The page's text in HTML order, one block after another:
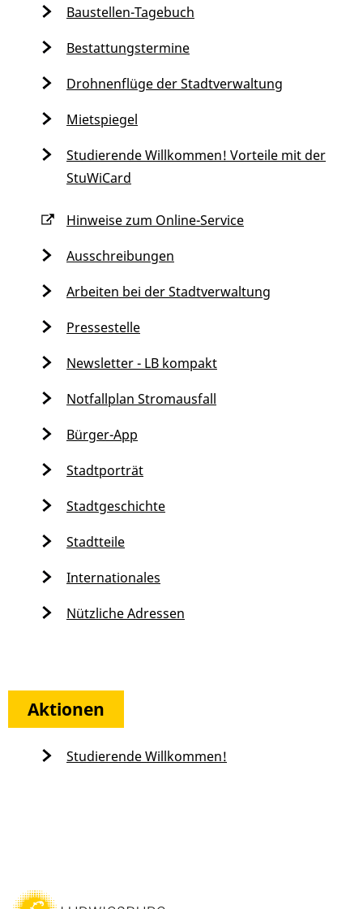
Baustellen-Tagebuch
Bestattungstermine
Drohnenflüge der Stadtverwaltung
Mietspiegel
Studierende Willkommen! Vorteile mit der
StuWiCard
Hinweise zum Online-Service
Ausschreibungen
Arbeiten bei der Stadtverwaltung
Pressestelle
Newsletter - LB kompakt
Notfallplan Stromausfall
Bürger-App
Stadtporträt
Stadtgeschichte
Stadtteile
Internationales
Nützliche Adressen
Aktionen
Studierende Willkommen!